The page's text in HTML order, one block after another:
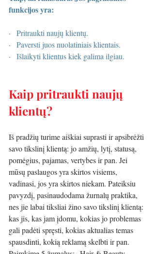
funkcijos yra:
·   Pritraukti naujų klientų.
·   Paversti juos nuolatiniais klientais.
·   Išlaikyti klientus kiek galima ilgiau.
Kaip pritraukti naujų
klientų?
Iš pradžių turime aiškiai suprasti ir apsibrėžti
savo tikslinį klientą: jo amžių, lytį, statusą,
pomėgius, pajamas, vertybes ir pan. Jei
mūsų paslaugos yra skirtos visiems,
vadinasi, jos yra skirtos niekam. Pateiksiu
pavyzdį, pasinaudodama žurnalų praktika,
nes jie labai tiksliai žino savo tikslinį klientą:
kas jis, kas jam įdomu, kokias jo problemas
gali padėti spręsti, kokias aktualias temas
spausdinti, kokią reklamą skelbti ir pan.